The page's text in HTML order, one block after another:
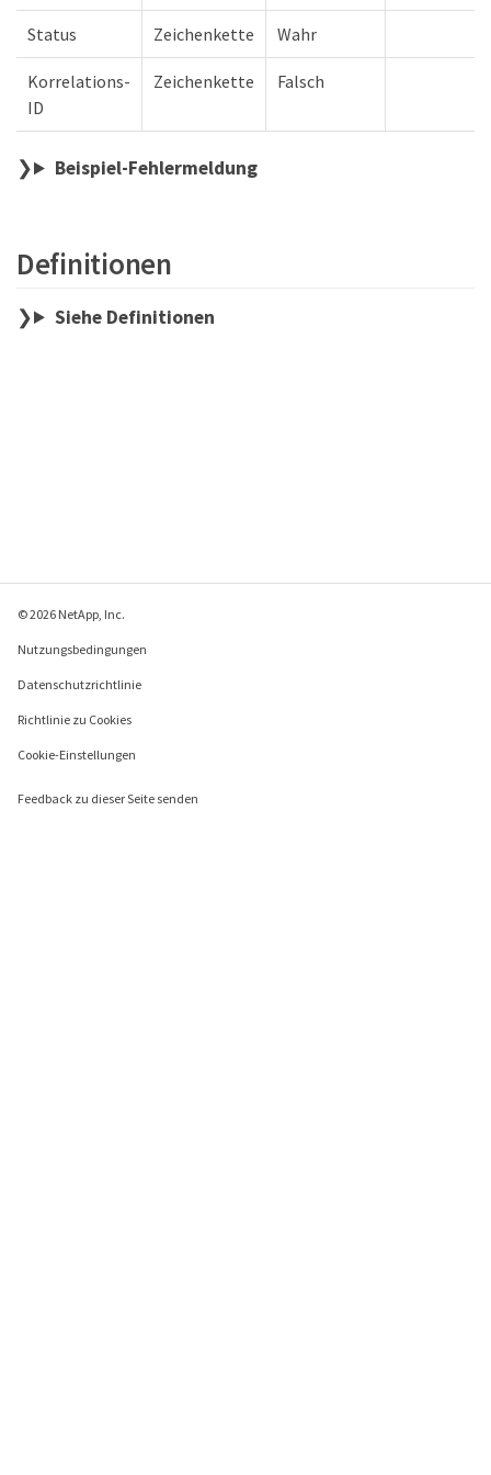
Status Zeichenkette Wahr
Korrelations-
ID
Zeichenkette Falsch
Beispiel-Fehlermeldung
Definitionen
Siehe Definitionen
© 2026 NetApp, Inc.
Nutzungsbedingungen
Datenschutzrichtlinie
Richtlinie zu Cookies
Cookie-Einstellungen
Feedback zu dieser Seite senden